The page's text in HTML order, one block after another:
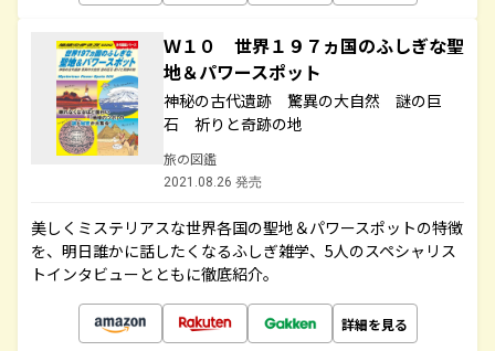
Ｗ１０ 世界１９７ヵ国のふしぎな聖
地＆パワースポット
神秘の古代遺跡 驚異の大自然 謎の巨
石 祈りと奇跡の地
旅の図鑑
2021.08.26 発売
美しくミステリアスな世界各国の聖地＆パワースポットの特徴
を、明日誰かに話したくなるふしぎ雑学、5人のスペシャリス
トインタビューとともに徹底紹介。
詳細を見る